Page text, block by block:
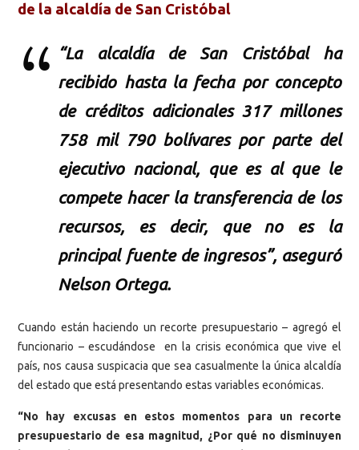
de la alcaldía de San Cristóbal
“La alcaldía de San Cristóbal ha
recibido hasta la fecha por concepto
de créditos adicionales 317 millones
758 mil 790 bolívares por parte del
ejecutivo nacional, que es al que le
compete hacer la transferencia de los
recursos, es decir, que no es la
principal fuente de ingresos”, aseguró
Nelson Ortega.
Cuando están haciendo un recorte presupuestario – agregó el
funcionario – escudándose en la crisis económica que vive el
país, nos causa suspicacia que sea casualmente la única alcaldía
del estado que está presentando estas variables económicas.
“No hay excusas en estos momentos para un recorte
presupuestario de esa magnitud, ¿Por qué no disminuyen